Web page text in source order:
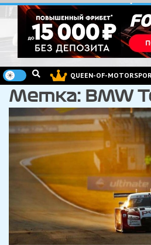
Перейти
к
содержимому
QUEEN-OF-
Метка: BMW